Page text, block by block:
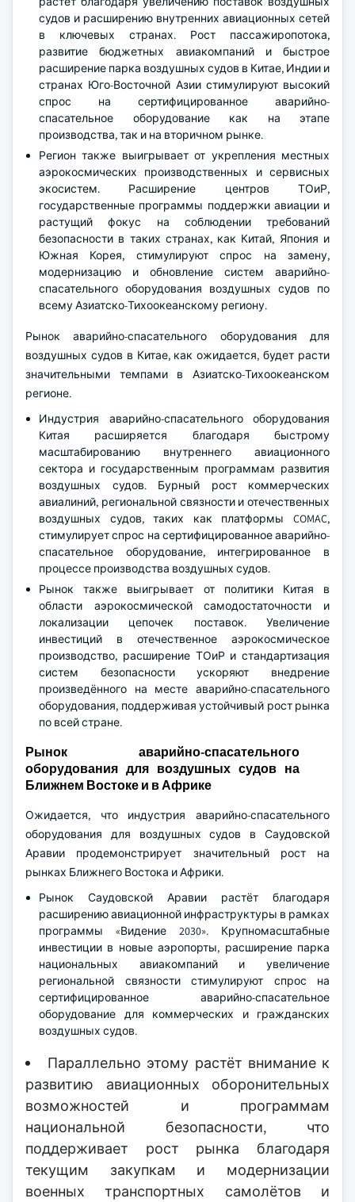
судов и расширению внутренних авиационных сетей
в ключевых странах. Рост пассажиропотока,
развитие бюджетных авиакомпаний и быстрое
расширение парка воздушных судов в Китае, Индии и
странах Юго-Восточной Азии стимулируют высокий
спрос на сертифицированное аварийно-
спасательное оборудование как на этапе
производства, так и на вторичном рынке.
Регион также выигрывает от укрепления местных
аэрокосмических производственных и сервисных
экосистем. Расширение центров ТОиР,
государственные программы поддержки авиации и
растущий фокус на соблюдении требований
безопасности в таких странах, как Китай, Япония и
Южная Корея, стимулируют спрос на замену,
модернизацию и обновление систем аварийно-
спасательного оборудования воздушных судов по
всему Азиатско-Тихоокеанскому региону.
Рынок аварийно-спасательного оборудования для
воздушных судов в Китае, как ожидается, будет расти
значительными темпами в Азиатско-Тихоокеанском
регионе.
Индустрия аварийно-спасательного оборудования
Китая расширяется благодаря быстрому
масштабированию внутреннего авиационного
сектора и государственным программам развития
воздушных судов. Бурный рост коммерческих
авиалиний, региональной связности и отечественных
воздушных судов, таких как платформы COMAC,
стимулирует спрос на сертифицированное аварийно-
спасательное оборудование, интегрированное в
процессе производства воздушных судов.
Рынок также выигрывает от политики Китая в
области аэрокосмической самодостаточности и
локализации цепочек поставок. Увеличение
инвестиций в отечественное аэрокосмическое
производство, расширение ТОиР и стандартизация
систем безопасности ускоряют внедрение
произведённого на месте аварийно-спасательного
оборудования, поддерживая устойчивый рост рынка
по всей стране.
Рынок аварийно-спасательного
оборудования для воздушных судов на
Ближнем Востоке и в Африке
Ожидается, что индустрия аварийно-спасательного
оборудования для воздушных судов в Саудовской
Аравии продемонстрирует значительный рост на
рынках Ближнего Востока и Африки.
Рынок Саудовской Аравии растёт благодаря
расширению авиационной инфраструктуры в рамках
программы «Видение 2030». Крупномасштабные
инвестиции в новые аэропорты, расширение парка
национальных авиакомпаний и увеличение
региональной связности стимулируют спрос на
сертифицированное аварийно-спасательное
оборудование для коммерческих и гражданских
воздушных судов.
Параллельно этому растёт внимание к
развитию авиационных оборонительных
возможностей и программам
национальной безопасности, что
поддерживает рост рынка благодаря
текущим закупкам и модернизации
военных транспортных самолётов и